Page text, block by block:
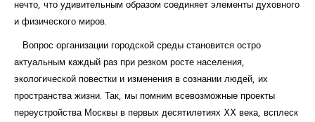
нечто, что удивительным образом соединяет элементы духовного
и физического миров.
Вопрос организации городской среды становится остро
актуальным каждый раз при резком росте населения,
экологической повестки и изменения в сознании людей, их
пространства жизни. Так, мы помним всевозможные проекты
переустройства Москвы в первых десятилетиях XX века, всплеск